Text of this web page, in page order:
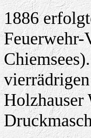
1886
Feuerwehr-
Holzhauser